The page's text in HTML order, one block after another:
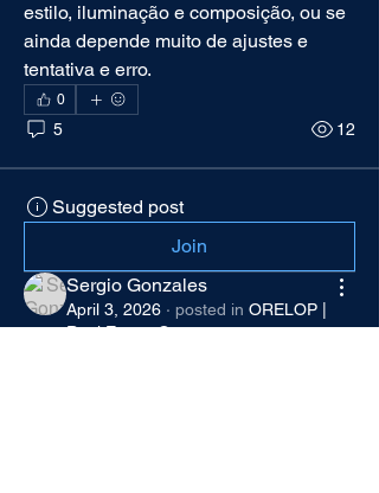
estilo, iluminação e composição, ou se
ainda depende muito de ajustes e
tentativa e erro.
0
5 12
Suggested post
Join
Sergio Gonzales
April 3, 2026 · posted in ORELOP |
Real Estate Group